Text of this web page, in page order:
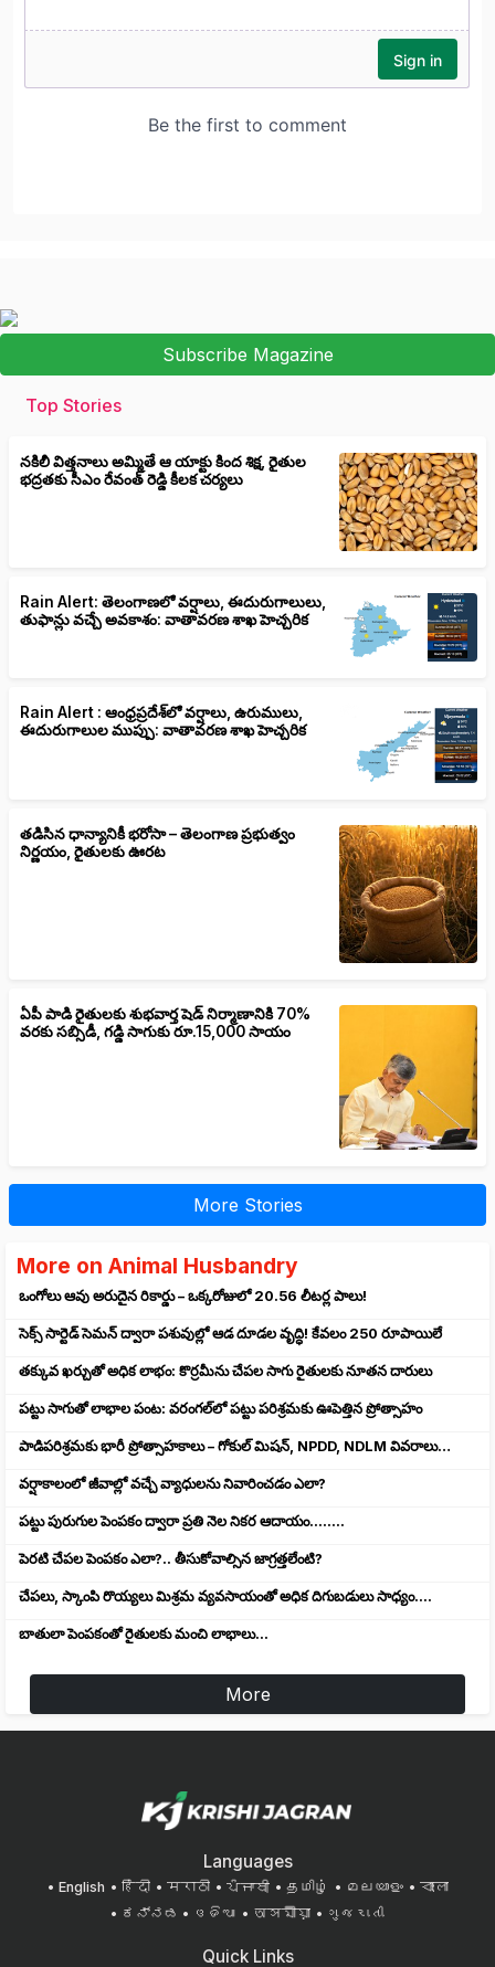
Subscribe Magazine
Top Stories
నకిలీ విత్తనాలు అమ్మితే ఆ యాక్టు కింద శిక్ష, రైతుల
భద్రతకు సీఎం రేవంత్ రెడ్డి కీలక చర్యలు
Rain Alert: తెలంగాణలో వర్షాలు, ఈదురుగాలులు,
తుఫాన్లు వచ్చే అవకాశం: వాతావరణ శాఖ హెచ్చరిక
Rain Alert : ఆంధ్రప్రదేశ్‌లో వర్షాలు, ఉరుములు,
ఈదురుగాలుల ముప్పు: వాతావరణ శాఖ హెచ్చరిక
తడిసిన ధాన్యానికీ భరోసా – తెలంగాణ ప్రభుత్వం
నిర్ణయం, రైతులకు ఊరట
ఏపీ పాడి రైతులకు శుభవార్త షెడ్ నిర్మాణానికి 70%
వరకు సబ్సిడీ, గడ్డి సాగుకు రూ.15,000 సాయం
More Stories
More on Animal Husbandry
ఒంగోలు ఆవు అరుదైన రికార్డు – ఒక్కరోజులో 20.56 లీటర్ల పాలు!
సెక్స్‌ సార్టెడ్‌ సెమన్‌ ద్వారా పశువుల్లో ఆడ దూడల వృద్ధి! కేవలం 250 రూపాయిలే
తక్కువ ఖర్చుతో అధిక లాభం: కొర్రమీను చేపల సాగు రైతులకు నూతన దారులు
పట్టు సాగుతో లాభాల పంట: వరంగల్‌లో పట్టు పరిశ్రమకు ఊపెత్తిన ప్రోత్సాహం
పాడిపరిశ్రమకు భారీ ప్రోత్సాహకాలు – గోకుల్ మిషన్, NPDD, NDLM వివరాలు…
వర్షాకాలంలో జీవాల్లో వచ్చే వ్యాధులను నివారించడం ఎలా?
పట్టు పురుగుల పెంపకం ద్వారా ప్రతి నెల నికర ఆదాయం........
పెరటి చేపల పెంపకం ఎలా?.. తీసుకోవాల్సిన జాగ్రత్తలేంటి?
చేపలు, స్కాంపి రొయ్యలు మిశ్రమ వ్యవసాయంతో అధిక దిగుబడులు సాధ్యం....
బాతులా పెంపకంతో రైతులకు మంచి లాభాలు...
More
Languages
English हिंदी मराठी ਪੰਜਾਬੀ தமிழ் മലയാളം
বাংলা
ಕನ್ನಡ
ଓଡିଆ অসমীয়া ગુજરાતી
Quick Links